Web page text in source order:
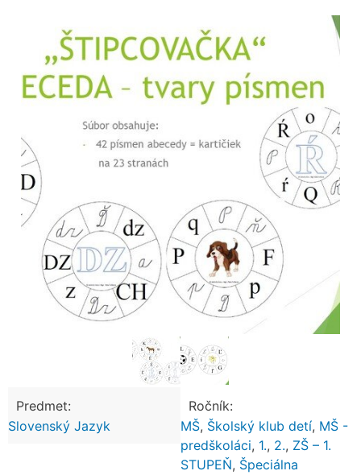
Predmet:
Slovenský Jazyk
Ročník:
MŠ, Školský klub detí, MŠ -
predškoláci, 1., 2., ZŠ – 1.
STUPEŇ, Špeciálna